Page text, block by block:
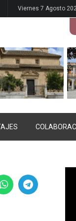
Viernes 7 Agosto